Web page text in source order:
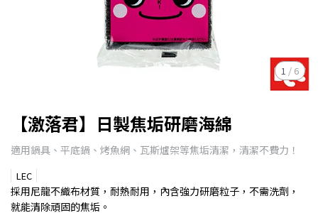
1 / 6
【激落君】日製焦垢研磨海綿
適用鍋具、平底鍋、烤魚網、瓦斯爐架等焦垢清潔，清潔不費力！
LEC
採用尼龍不織布材質，耐熱耐用，內含強力研磨粒子，不需洗劑，
就能清除頑固的焦垢。